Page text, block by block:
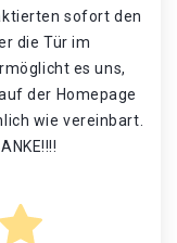
sofort den
die Tür im
es uns,
der Homepage
wie vereinbart.